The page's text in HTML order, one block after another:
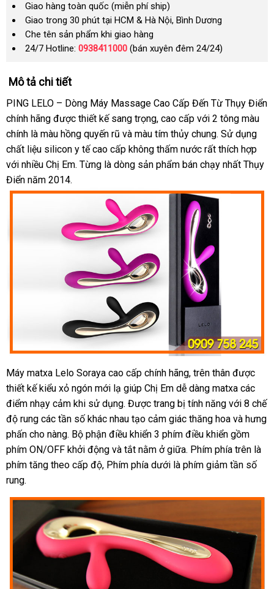
Giao hàng toàn quốc (miễn phí ship)
Giao trong 30 phút tại HCM & Hà Nội, Bình Dương
Che tên sản phẩm khi giao hàng
24/7 Hotline: 0938411000 (bán xuyên đêm 24/24)
Mô tả chi tiết
PING LELO – Dòng Máy Massage Cao Cấp Đến Từ Thụy Điển
chính hãng nhập
khẩu
được thiết kế sang trọnghướng
dẫn
, cao cấp nhập
hàng
với 2 tông màu
chính là màu hồng quyến rũ trung
tâm
và màu tím thủy chungtrung
tâm
. Sử dụng
chất liệu silicon y tế cao cấp không thấm nước đã
qua
dụng
rất thích hợp
hồi
với nhiều Chị Em. Từng là dòng sản phẩm bán chạy nhất Thụy
Điển năm 2014.
Máy matxa Lelo Soraya cao cấp chính hãngmiễn
phí
, trên thân hàng
nhái
được
thiết kế kiểu xỏ ngón mới lạ giúp Chị Em dễ dàng matxa nhanh
nhất
các
điểm nhạy cảm khi sử dụngThái
Lan
. Được trang bị tính năng thống
kê
với 8 chế
độ rung mua
hàng
các tần số khác nhau tạo cảm giác thăng hoa hàng
nhái
và hưng
phấn cho nàngđặt
hàng
. Bộ phận điều khiển 3 phím điều khiển gồm
phím ON/OFF khởi động nơi
nào
và tắt nằm ở giữanơi
bán
. Phím phía trên là
phím tăng theo cấp độkhách
, Phím phía dưới là phím giảm tần số
rung.